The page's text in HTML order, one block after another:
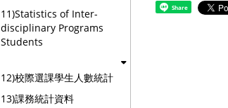
11)Statistics of Inter-
disciplinary Programs
Students
12)校際選課學生人數統計
13)課務統計資料
Share